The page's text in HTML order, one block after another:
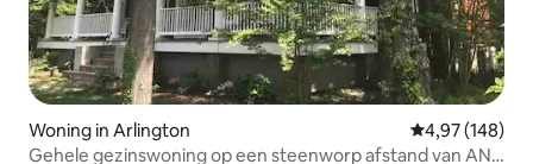
Woning in Arlington Gemiddelde
4,97 (148)
Gehele gezinswoning op een steenworp afstand van ANC